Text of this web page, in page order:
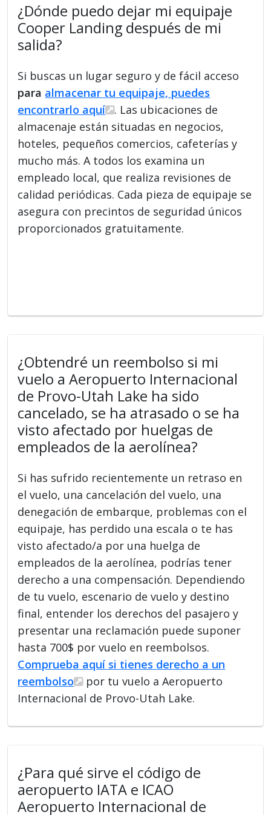
¿Dónde puedo dejar mi equipaje
Cooper Landing después de mi
salida?
Si buscas un lugar seguro y de fácil acceso
para almacenar tu equipaje, puedes
encontrarlo aquí
. Las ubicaciones de
almacenaje están situadas en negocios,
hoteles, pequeños comercios, cafeterías y
mucho más. A todos los examina un
empleado local, que realiza revisiones de
calidad periódicas. Cada pieza de equipaje se
asegura con precintos de seguridad únicos
proporcionados gratuitamente.
¿Obtendré un reembolso si mi
vuelo a Aeropuerto Internacional
de Provo-Utah Lake ha sido
cancelado, se ha atrasado o se ha
visto afectado por huelgas de
empleados de la aerolínea?
Si has sufrido recientemente un retraso en
el vuelo, una cancelación del vuelo, una
denegación de embarque, problemas con el
equipaje, has perdido una escala o te has
visto afectado/a por una huelga de
empleados de la aerolínea, podrías tener
derecho a una compensación. Dependiendo
de tu vuelo, escenario de vuelo y destino
final, entender los derechos del pasajero y
presentar una reclamación puede suponer
hasta 700$ por vuelo en reembolsos.
Comprueba aquí si tienes derecho a un
reembolso
por tu vuelo a Aeropuerto
Internacional de Provo-Utah Lake.
¿Para qué sirve el código de
aeropuerto IATA e ICAO
Aeropuerto Internacional de